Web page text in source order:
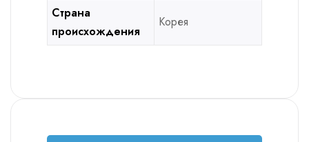
Страна
происхождения
Корея